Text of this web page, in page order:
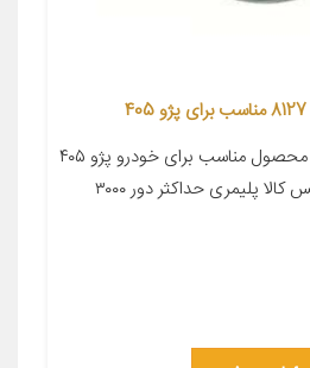
معرفی محصول جزئیات محصول مناسب برای خودرو پژو ۴۰۵